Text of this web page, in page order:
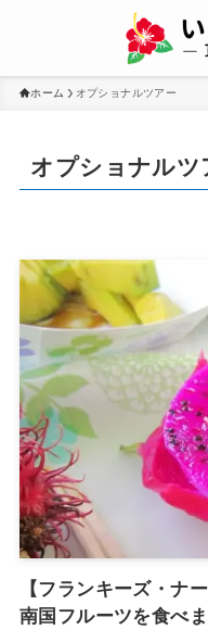
ホーム オプショナルツアー
オプショナルツ
【フランキーズ・ナ
南国フルーツを食べ